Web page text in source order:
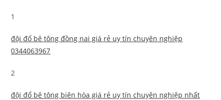
1
đội đổ bê tông đồng nai giá rẻ uy tín chuyên nghiệp
0344063967
2
đội đổ bê tông biên hòa giá rẻ uy tín chuyên nghiệp nhất